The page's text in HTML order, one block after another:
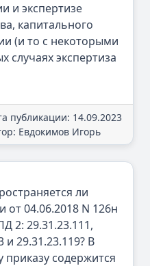
и экспертизе
капитального
(и то с некоторыми
случаях экспертиза
публикации: 14.09.2023
Евдокимов Игорь
ли
04.06.2018 N 126н
2: 29.31.23.111,
и 29.31.23.119? В
содержится